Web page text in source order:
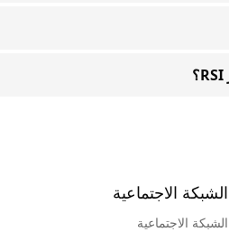
الشبكة الاجتماعية
الشبكة الاجتماعية